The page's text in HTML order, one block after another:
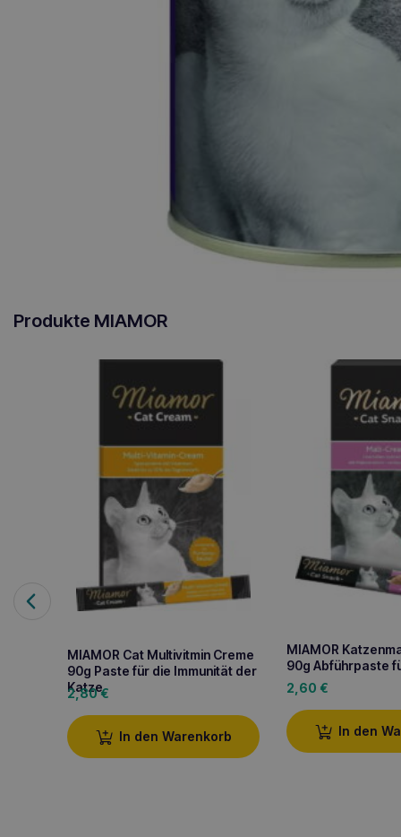
Produkte MIAMOR
MIAMOR Cat Multivitmin Creme
90g Paste für die Immunität der
Katze
2,80€
In den Warenkorb
MIAMOR
90g Abführpaste
2,60 €
In den